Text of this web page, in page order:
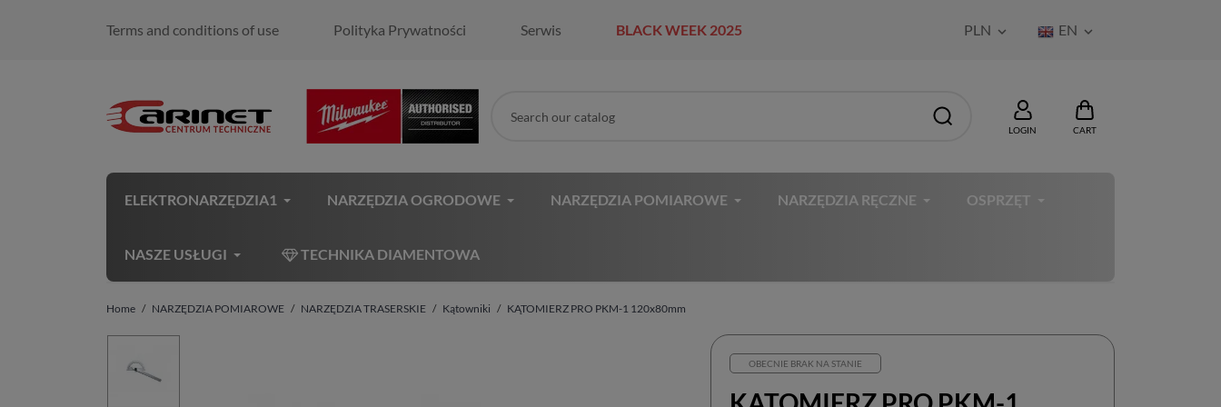
Terms and conditions of use Polityka Prywatności Serwis BLACK WEEK 2025 PLN  EN 
LOGIN CART
ELEKTRONARZĘDZIA1 NARZĘDZIA OGRODOWE NARZĘDZIA POMIAROWE NARZĘDZIA RĘCZNE OSPRZĘT
NASZE USŁUGI TECHNIKA DIAMENTOWA
Home NARZĘDZIA POMIAROWE NARZĘDZIA TRASERSKIE Kątowniki KĄTOMIERZ PRO PKM-1 120x80mm
OBECNIE BRAK NA STANIE